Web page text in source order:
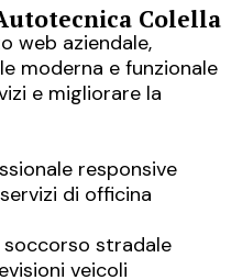
Colella
web aziendale,
moderna e funzionale
e migliorare la
responsive
di officina
soccorso stradale
veicoli